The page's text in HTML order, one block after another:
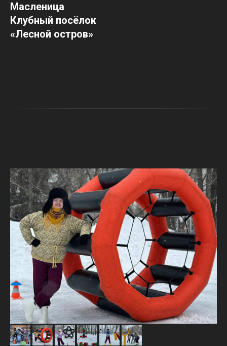
Масленица
Клубный посёлок
«Лесной остров»